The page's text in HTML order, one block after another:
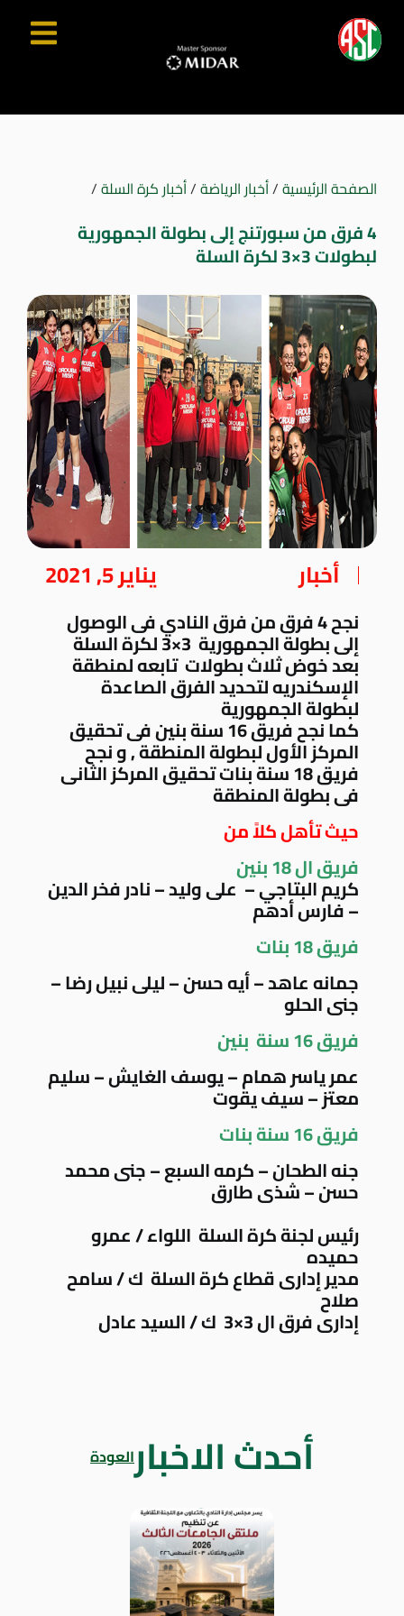
الصفحة الرئيسية/أخبار الرياضة/أخبار كرة السلة/
4 فرق من سبورتنج إلى بطولة الجمهورية
لبطولات 3×3 لكرة السلة
أخبار يناير 5, 2021
نجح 4 فرق من فرق النادي فى الوصول
إلى بطولة الجمهورية 3×3 لكرة السلة
بعد خوض ثلاث بطولات تابعه لمنطقة
الإسكندريه لتحديد الفرق الصاعدة
لبطولة الجمهورية
كما نجح فريق 16 سنة بنين فى تحقيق
المركز الأول لبطولة المنطقة , و نجح
فريق 18 سنة بنات تحقيق المركز الثانى
فى بطولة المنطقة
حيث تأهل كلاً من
فريق ال 18 بنين
كريم البتاجي – على وليد – نادر فخر الدين
– فارس أدهم
فريق 18 بنات
جمانه عاهد – أيه حسن – ليلى نبيل رضا –
جنى الحلو
فريق 16 سنة بنين
عمر ياسر همام – يوسف الغايش – سليم
معتز – سيف يقوت
فريق 16 سنة بنات
جنه الطحان – كرمه السبع – جنى محمد
حسن – شذى طارق
رئيس لجنة كرة السلة اللواء / عمرو
حميده
مدير إدارى قطاع كرة السلة ك / سامح
صلاح
إدارى فرق ال 3×3 ك / السيد عادل
أحدث الاخبارالعودة